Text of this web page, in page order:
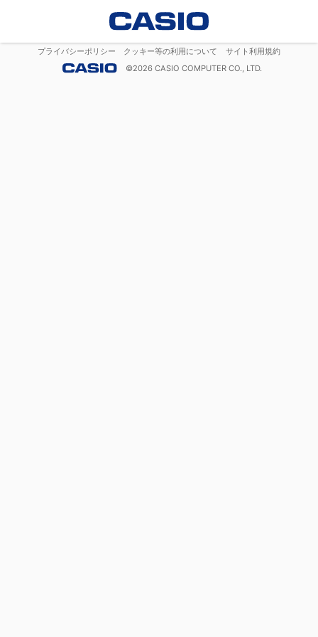
プライバシーポリシー クッキー等の利用について
サイト利用規約
©2026 CASIO COMPUTER CO., LTD.